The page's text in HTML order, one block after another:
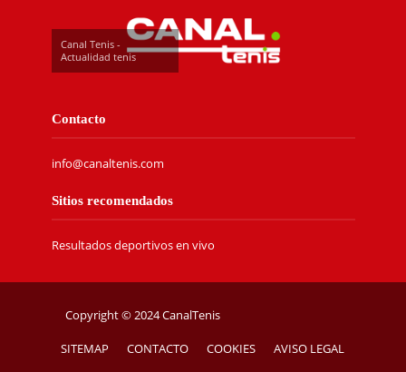
Canal Tenis -
Actualidad tenis
Contacto
info@canaltenis.com
Sitios recomendados
Resultados deportivos en vivo
Copyright © 2024 CanalTenis
SITEMAP CONTACTO COOKIES AVISO LEGAL